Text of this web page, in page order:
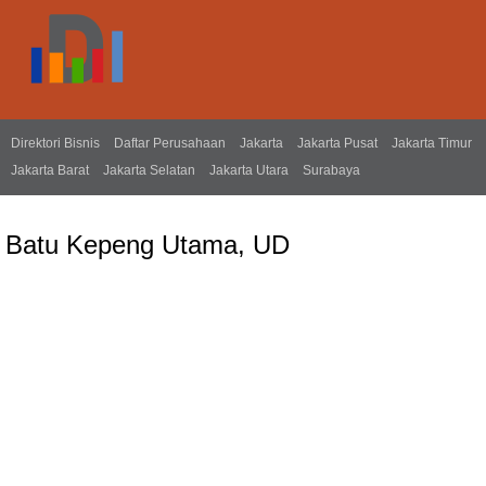
Direktori Bisnis Daftar Perusahaan Jakarta Jakarta Pusat
Jakarta Timur
Jakarta Barat
Jakarta Selatan Jakarta Utara Surabaya
Batu Kepeng Utama, UD